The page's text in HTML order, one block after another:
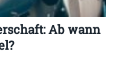
Ab wann